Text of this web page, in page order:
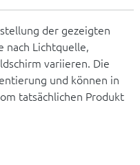
der gezeigten
nach Lichtquelle,
variieren. Die
und können in
tatsächlichen Produkt